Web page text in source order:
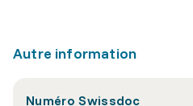
Autre information
Numéro Swissdoc